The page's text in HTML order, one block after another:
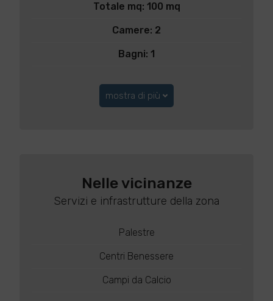
Totale mq: 100 mq
Camere: 2
Bagni: 1
mostra di più
Nelle vicinanze
Servizi e infrastrutture della zona
Palestre
Centri Benessere
Campi da Calcio